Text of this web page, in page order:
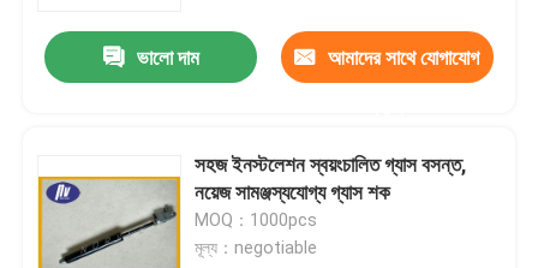
ভালো দাম আমাদের সাথে যোগাযোগ
সহজ ইনস্টলেশন স্বয়ংচালিত গ্যাস বসন্ত,
নয়েজ সামঞ্জস্যযোগ্য গ্যাস শক
MOQ：1000pcs
মূল্য：negotiable